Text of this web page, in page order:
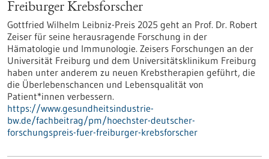
Freiburger Krebsforscher
Gottfried Wilhelm Leibniz-Preis 2025 geht an Prof. Dr. Robert
Zeiser für seine herausragende Forschung in der
Hämatologie und Immunologie. Zeisers Forschungen an der
Universität Freiburg und dem Universitätsklinikum Freiburg
haben unter anderem zu neuen Krebstherapien geführt, die
die Überlebenschancen und Lebensqualität von
Patient*innen verbessern.
https://www.gesundheitsindustrie-
bw.de/fachbeitrag/pm/hoechster-deutscher-
forschungspreis-fuer-freiburger-krebsforscher